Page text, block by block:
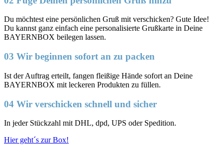
Du möchtest eine persönlichen Gruß mit verschicken? Gute Idee!
Du kannst ganz einfach eine personalisierte Grußkarte in Deine
BAYERNBOX beilegen lassen.
03 Wir beginnen sofort an zu packen
Ist der Auftrag erteilt, fangen fleißige Hände sofort an Deine
BAYERNBOX mit leckeren Produkten zu füllen.
04 Wir verschicken schnell und sicher
In jeder Stückzahl mit DHL, dpd, UPS oder Spedition.
Hier geht´s zur Box!